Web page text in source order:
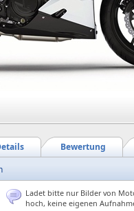
Bewertung
Ladet bitte nur Bilder von
hoch, keine eigenen